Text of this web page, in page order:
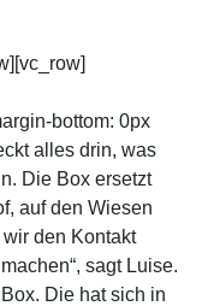
bottom: 0px
alles drin, was
Die Box ersetzt
auf den Wiesen
wir den Kontakt
sagt Luise.
Die hat sich in